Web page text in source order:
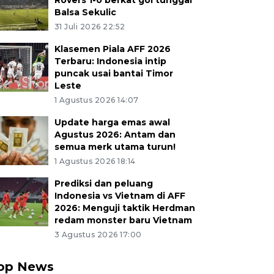
Balsa Sekulic
31 Juli 2026 22:52
Klasemen Piala AFF 2026
Terbaru: Indonesia intip
puncak usai bantai Timor
Leste
1 Agustus 2026 14:07
Update harga emas awal
Agustus 2026: Antam dan
semua merk utama turun!
1 Agustus 2026 18:14
Prediksi dan peluang
Indonesia vs Vietnam di AFF
2026: Menguji taktik Herdman
redam monster baru Vietnam
3 Agustus 2026 17:00
News